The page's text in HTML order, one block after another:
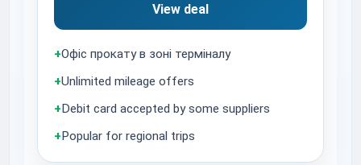
View deal
+Офіс прокату в зоні терміналу
+Unlimited mileage offers
+Debit card accepted by some suppliers
+Popular for regional trips